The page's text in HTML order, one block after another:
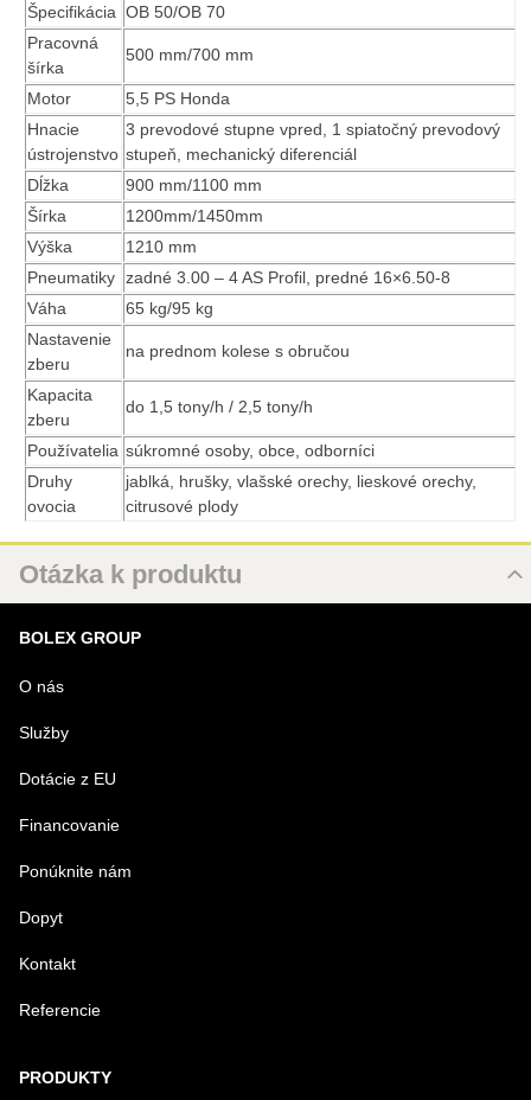
Špecifikácia OB 50/OB 70
Pracovná
šírka
500 mm/700 mm
Motor
5,5 PS Honda
Hnacie
ústrojenstvo
3 prevodové stupne vpred, 1 spiatočný prevodový
stupeň, mechanický diferenciál
Dĺžka
900 mm/1100 mm
Šírka
1200mm/1450mm
Výška
1210 mm
Pneumatiky zadné 3.00 – 4 AS Profil, predné 16×6.50-8
Váha
65 kg/95 kg
Nastavenie
zberu
na prednom kolese s obručou
Kapacita
zberu
do 1,5 tony/h / 2,5 tony/h
Používatelia súkromné osoby, obce, odborníci
Druhy
ovocia
jablká, hrušky, vlašské orechy, lieskové orechy,
citrusové plody
Otázka k produktu
MENO
VÁŠ E-MAIL
VAŠA OTÁZKA K PRODUKTU
Odoslať
BOLEX GROUP
O nás
Služby
Dotácie z EU
Financovanie
Ponúknite nám
Dopyt
Kontakt
Referencie
PRODUKTY